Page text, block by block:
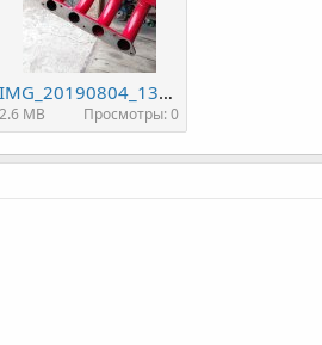
IMG_20190804_133411.jpg
2.6 MB Просмотры: 0